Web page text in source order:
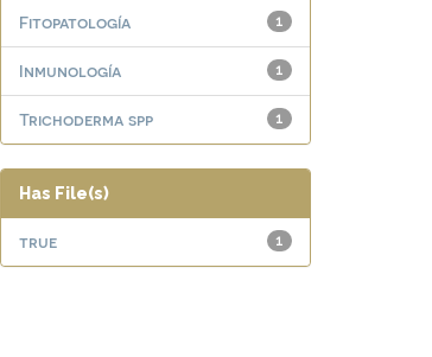
1
Fitopatología
1
Inmunología
1
Trichoderma spp
Has File(s)
1
true